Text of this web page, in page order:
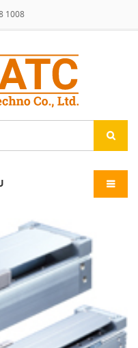
1008